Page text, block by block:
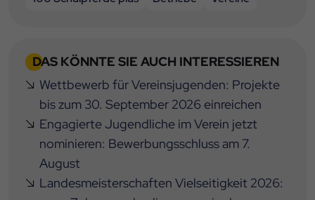
DAS KÖNNTE SIE AUCH INTERESSIEREN
Wettbewerb für Vereinsjugenden: Projekte
bis zum 30. September 2026 einreichen
Engagierte Jugendliche im Verein jetzt
nominieren: Bewerbungsschluss am 7.
August
Landesmeisterschaften Vielseitigkeit 2026: